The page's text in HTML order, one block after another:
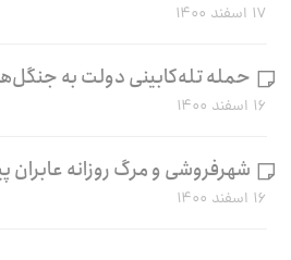
۱۷ اسفند ۱۴۰۰
حمله تله‌کابینی دولت به
۱۶ اسفند ۱۴۰۰
شهرفروشی و مرگ روزانه عابران
۱۶ اسفند ۱۴۰۰